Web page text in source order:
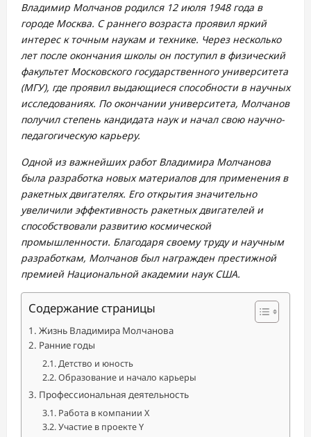
Владимир Молчанов родился 12 июля 1948 года в
городе Москва. С раннего возраста проявил яркий
интерес к точным наукам и технике. Через несколько
лет после окончания школы он поступил в физический
факультет Московского государственного университета
(МГУ), где проявил выдающиеся способности в научных
исследованиях. По окончании университета, Молчанов
получил степень кандидата наук и начал свою научно-
педагогическую карьеру.
Одной из важнейших работ Владимира Молчанова
была разработка новых материалов для применения в
ракетных двигателях. Его открытия значительно
увеличили эффективность ракетных двигателей и
способствовали развитию космической
промышленности. Благодаря своему труду и научным
разработкам, Молчанов был награжден престижной
премией Национальной академии наук США.
Содержание страницы
Жизнь Владимира Молчанова
Ранние годы
Детство и юность
Образование и начало карьеры
Профессиональная деятельность
Работа в компании X
Участие в проекте Y